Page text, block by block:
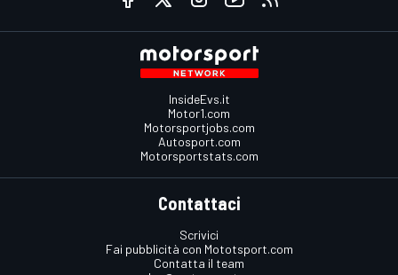
InsideEvs.it
Motor1.com
Motorsportjobs.com
Autosport.com
Motorsportstats.com
Contattaci
Scrivici
Fai pubblicità con Mototsport.com
Contatta il team